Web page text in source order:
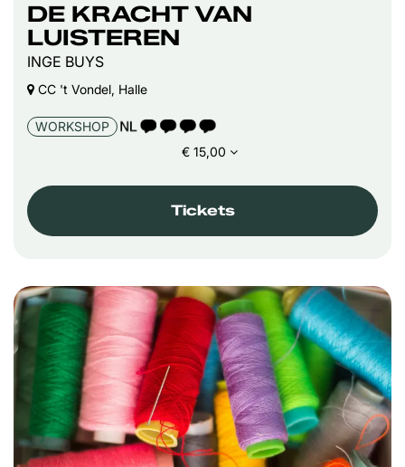
DE KRACHT VAN
LUISTEREN
INGE BUYS
CC 't Vondel, Halle
WORKSHOP
TAALICOON 4
€ 15,00
Tickets